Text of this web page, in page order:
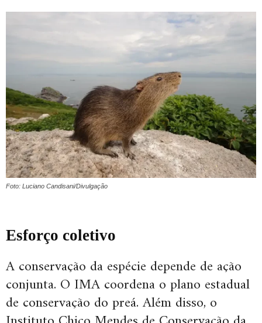
Foto: Luciano Candisani/Divulgação
Esforço coletivo
A conservação da espécie depende de ação
conjunta. O IMA coordena o plano estadual
de conservação do preá. Além disso, o